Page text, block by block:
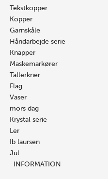
Tekstkopper
Kopper
Garnskåle
Håndarbejde serie
Knapper
Maskemarkører
Tallerkner
Flag
Vaser
mors dag
Krystal serie
Ler
Ib laursen
Jul
INFORMATION